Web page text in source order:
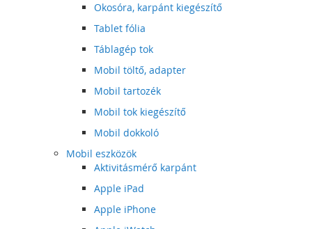
Okosóra, karpánt kiegészítő
Tablet fólia
Táblagép tok
Mobil töltő, adapter
Mobil tartozék
Mobil tok kiegészítő
Mobil dokkoló
Mobil eszközök
Aktivitásmérő karpánt
Apple iPad
Apple iPhone